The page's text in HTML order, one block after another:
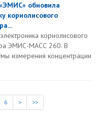
обновила
кориолисового
кориолисового
ЭМИС-МАСС 260. В
измерения концентрации
6 > >>